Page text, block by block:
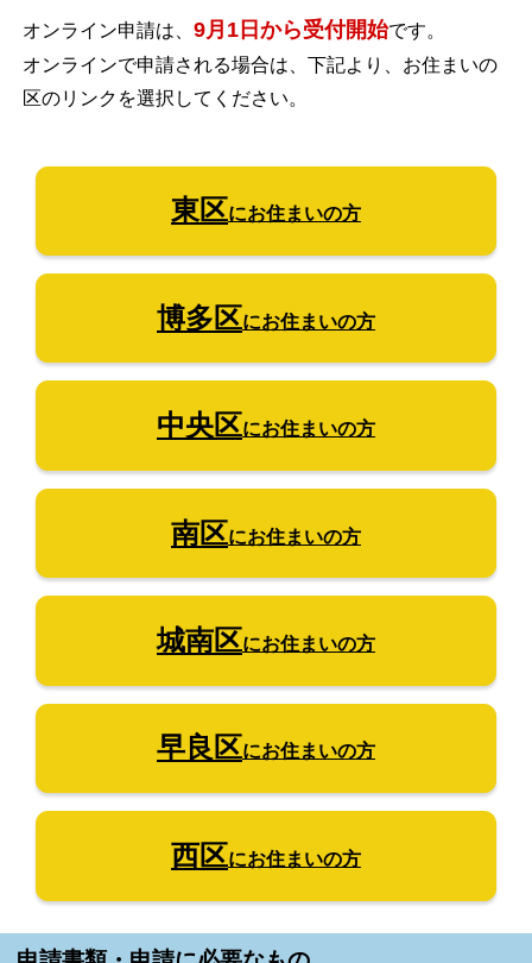
オンライン申請は、9月1日から受付開始です。
オンラインで申請される場合は、下記より、お住まいの
区のリンクを選択してください。
東区にお住まいの方
博多区にお住まいの方
中央区 にお住まいの方
南区にお住まいの方
城南区にお住まいの方
早良区にお住まいの方
西区にお住まいの方